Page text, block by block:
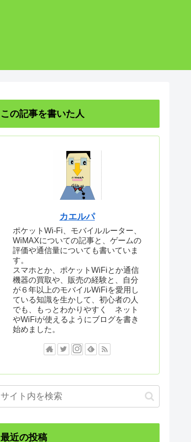
この記事を書いた人
カエルパ
ポケットWi-Fi、モバイルルーター、
WiMAXについての記事と、ゲームの
評価や通信量についても書いていま
す。
スマホとか、ポケットWiFiとか通信
機器の買取や、販売の経験と、自分
が６年以上のモバイルWiFiを愛用し
ている知識を生かして、初心者の人
でも、もっとわかりやすく ネット
やWiFiが使えるようにブログを書き
始めました。
最近の投稿